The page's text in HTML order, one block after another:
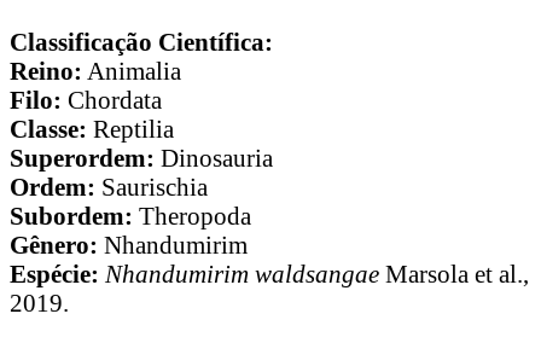
Classificação Científica:
Reino: Animalia
Filo: Chordata
Classe: Reptilia
Superordem: Dinosauria
Ordem: Saurischia
Subordem: Theropoda
Gênero: Nhandumirim
Espécie: Nhandumirim waldsangae Marsola et al.,
2019.